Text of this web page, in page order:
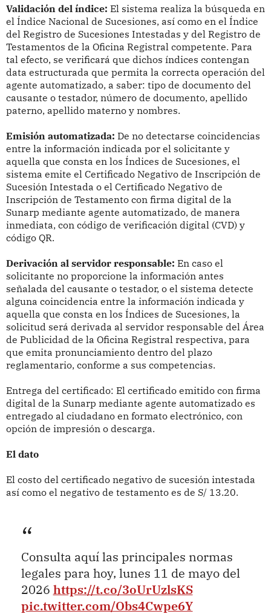
Validación del índice: El sistema realiza la búsqueda en
el Índice Nacional de Sucesiones, así como en el Índice
del Registro de Sucesiones Intestadas y del Registro de
Testamentos de la Oficina Registral competente. Para
tal efecto, se verificará que dichos índices contengan
data estructurada que permita la correcta operación del
agente automatizado, a saber: tipo de documento del
causante o testador, número de documento, apellido
paterno, apellido materno y nombres.
Emisión automatizada: De no detectarse coincidencias
entre la información indicada por el solicitante y
aquella que consta en los Índices de Sucesiones, el
sistema emite el Certificado Negativo de Inscripción de
Sucesión Intestada o el Certificado Negativo de
Inscripción de Testamento con firma digital de la
Sunarp mediante agente automatizado, de manera
inmediata, con código de verificación digital (CVD) y
código QR.
Derivación al servidor responsable: En caso el
solicitante no proporcione la información antes
señalada del causante o testador, o el sistema detecte
alguna coincidencia entre la información indicada y
aquella que consta en los Índices de Sucesiones, la
solicitud será derivada al servidor responsable del Área
de Publicidad de la Oficina Registral respectiva, para
que emita pronunciamiento dentro del plazo
reglamentario, conforme a sus competencias.
Entrega del certificado: El certificado emitido con firma
digital de la Sunarp mediante agente automatizado es
entregado al ciudadano en formato electrónico, con
opción de impresión o descarga.
El dato
El costo del certificado negativo de sucesión intestada
así como el negativo de testamento es de S/ 13.20.
Consulta aquí las principales normas
legales para hoy, lunes 11 de mayo del
2026 https://t.co/3oUrUzlsKS
pic.twitter.com/Obs4Cwpe6Y